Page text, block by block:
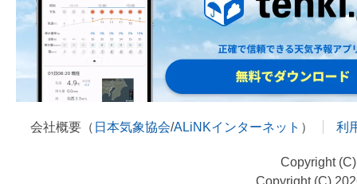
会社概要（ 日本気象協会/ALiNKインターネット ） 利
Copyright
Copyright (C)